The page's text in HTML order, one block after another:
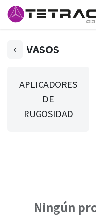
VASOS
APLICADORES
DE
RUGOSIDAD
Ningún